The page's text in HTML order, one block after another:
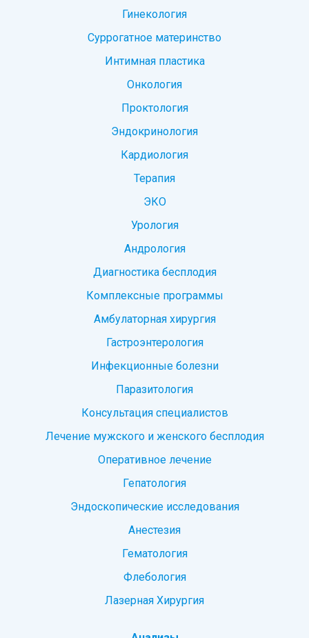
Гинекология
Суррогатное материнство
Интимная пластика
Онкология
Проктология
Эндокринология
Кардиология
Терапия
ЭКО
Урология
Андрология
Диагностика бесплодия
Комплексные программы
Амбулаторная хирургия
Гастроэнтерология
Инфекционные болезни
Паразитология
Консультация специалистов
Лечение мужского и женского бесплодия
Оперативное лечение
Гепатология
Эндоскопические исследования
Анестезия
Гематология
Флебология
Лазерная Хирургия